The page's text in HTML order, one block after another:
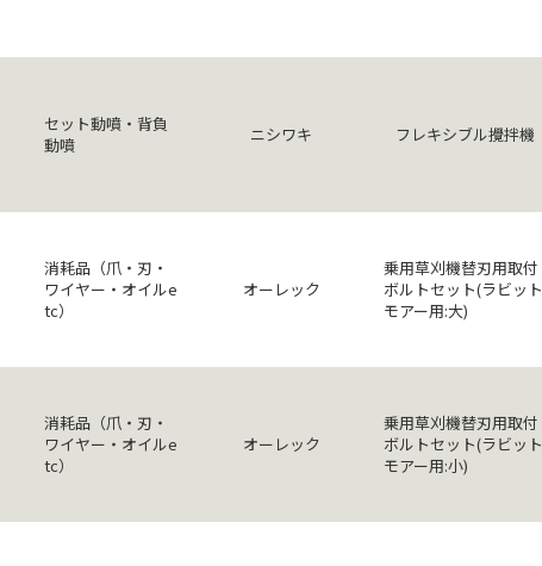
セット動噴・背負
動噴
ニシワキ フレキシブル攪拌機
消耗品（爪・刃・
ワイヤー・オイルe
tc）
オーレック
乗用草刈機替刃用取付
ボルトセット(ラビット
モアー用:大)
消耗品（爪・刃・
ワイヤー・オイルe
tc）
オーレック
乗用草刈機替刃用取付
ボルトセット(ラビット
モアー用:小)